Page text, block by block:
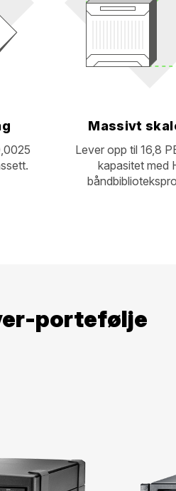
Massivt
Lever opp til 16,8
kapasitet med
portefølje